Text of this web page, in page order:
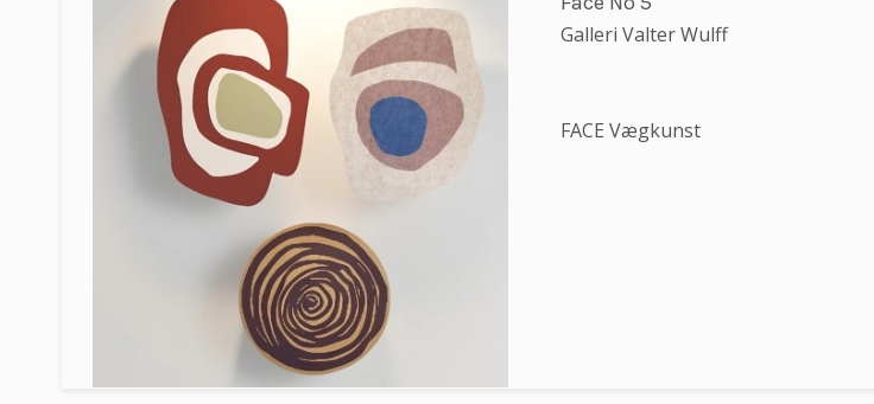
Galleri Valter Wulff
FACE Vægkunst